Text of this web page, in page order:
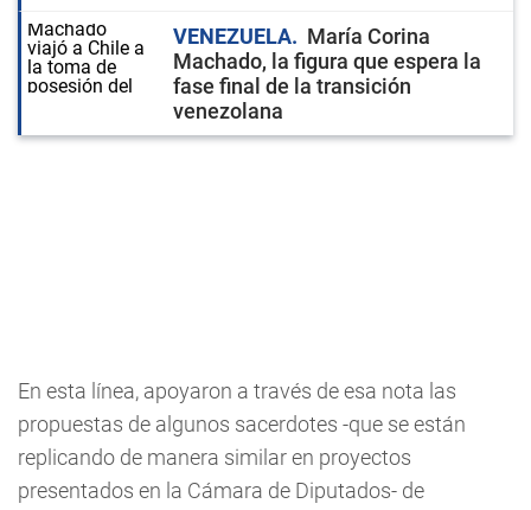
VENEZUELA
María Corina
Machado, la figura que espera la
fase final de la transición
venezolana
En esta línea, apoyaron a través de esa nota las
propuestas de algunos sacerdotes -que se están
replicando de manera similar en proyectos
presentados en la Cámara de Diputados- de